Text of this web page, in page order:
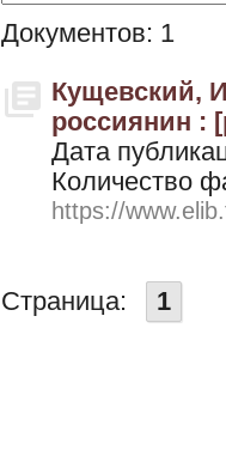
Документов: 1
Кущевский,
россиянин :
Дата
Количество
https://
Страница: 1